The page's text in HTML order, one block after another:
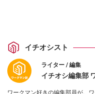
イチオシスト
ライター / 編集
イチオシ編集部
ワークマン好きの編集部員が、